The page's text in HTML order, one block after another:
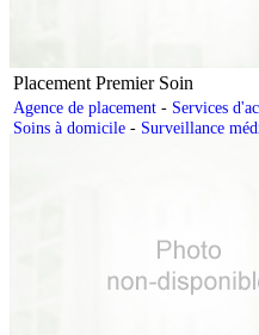
Placement Premier Soin
Agence de placement - Services
Soins à domicile - Surveillance